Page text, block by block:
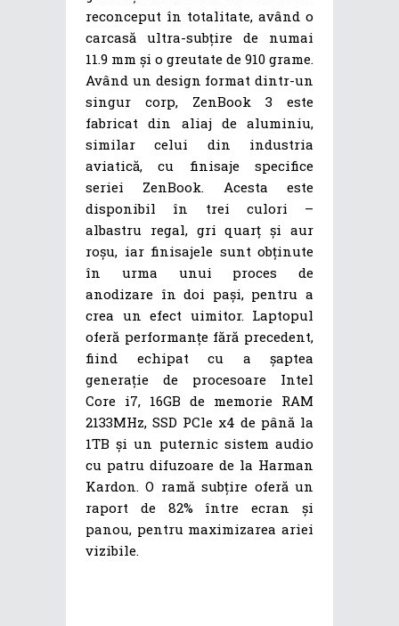
reconceput în totalitate, având o
carcasă ultra-subțire de numai
11.9 mm și o greutate de 910 grame.
Având un design format dintr-un
singur corp, ZenBook 3 este
fabricat din aliaj de aluminiu,
similar celui din industria
aviatică, cu finisaje specifice
seriei ZenBook. Acesta este
disponibil în trei culori –
albastru regal, gri quarț și aur
roșu, iar finisajele sunt obținute
în urma unui proces de
anodizare în doi pași, pentru a
crea un efect uimitor. Laptopul
oferă performanțe fără precedent,
fiind echipat cu a șaptea
generație de procesoare Intel
Core i7, 16GB de memorie RAM
2133MHz, SSD PCle x4 de până la
1TB și un puternic sistem audio
cu patru difuzoare de la Harman
Kardon. O ramă subțire oferă un
raport de 82% între ecran și
panou, pentru maximizarea ariei
vizibile.